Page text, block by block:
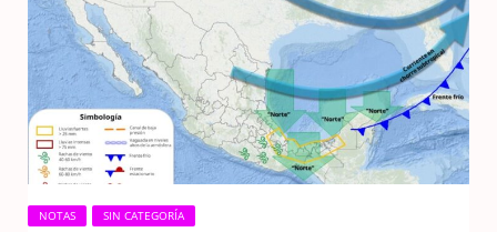
NOTAS SIN CATEGORÍA